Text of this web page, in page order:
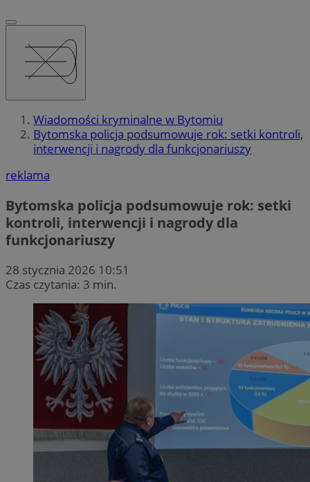
Wiadomości kryminalne w Bytomiu
Bytomska policja podsumowuje rok: setki kontroli,
interwencji i nagrody dla funkcjonariuszy
reklama
Bytomska policja podsumowuje rok: setki
kontroli, interwencji i nagrody dla
funkcjonariuszy
28 stycznia 2026 10:51
Czas czytania: 3 min.